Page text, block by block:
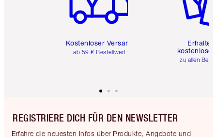
Kostenloser Versand
ab 59 € Bestellwert
Erhalte
kostenlose
zu allen
REGISTRIERE DICH FÜR DEN NEWSLETTER
Erfahre die neuesten Infos über Produkte, Angebote und